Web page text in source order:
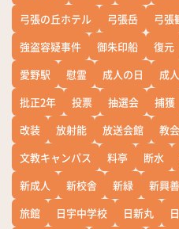
弓張の丘ホテル
弓張岳 弓張
強盗容疑事件
御朱印船 復元
愛野駅
慰霊 成人の日 成
批正2年
投票 抽選会 捕獲
改装
放射能 放送会館 教会
文教キャンパス
料亭 断水
新成人
新校舎 新緑 新興善
旅館
日宇中学校 日新丸